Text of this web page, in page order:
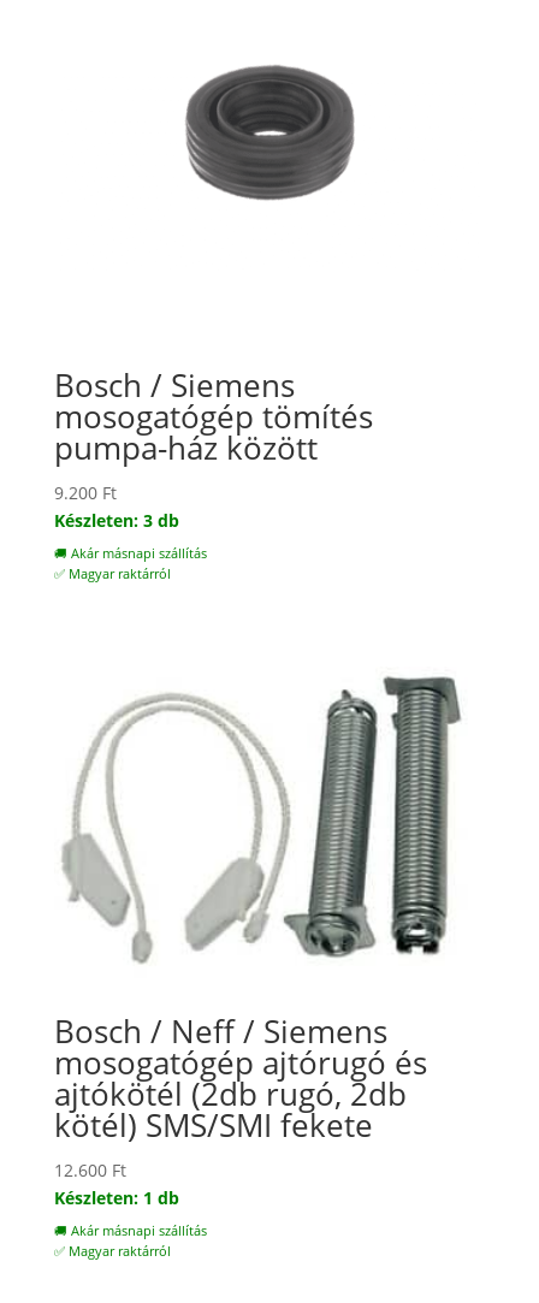
Bosch / Siemens
mosogatógép tömítés
pumpa-ház között
9.200 Ft
Készleten: 3 db
🚚 Akár másnapi szállítás
✅ Magyar raktárról
Bosch / Neff / Siemens
mosogatógép ajtórugó és
ajtókötél (2db rugó, 2db
kötél) SMS/SMI fekete
12.600 Ft
Készleten: 1 db
🚚 Akár másnapi szállítás
✅ Magyar raktárról